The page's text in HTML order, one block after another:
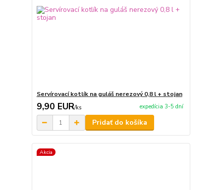
Servírovací kotlík na guláš nerezový 0,8 l + stojan
9,90 EUR/ks expedícia 3-5 dní
Pridať do košíka
Akcia